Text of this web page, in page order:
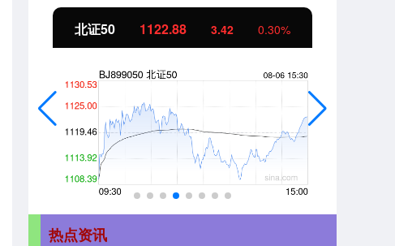
创业板指 3515.56 -19.58
热点资讯